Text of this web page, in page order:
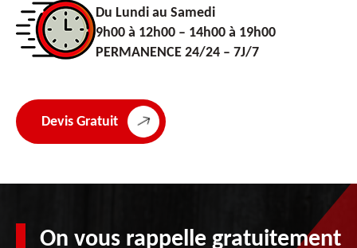
Du Lundi au Samedi
9h00 à 12h00 – 14h00 à 19h00
PERMANENCE 24/24 – 7J/7
Devis Gratuit
On vous rappelle gratuitement